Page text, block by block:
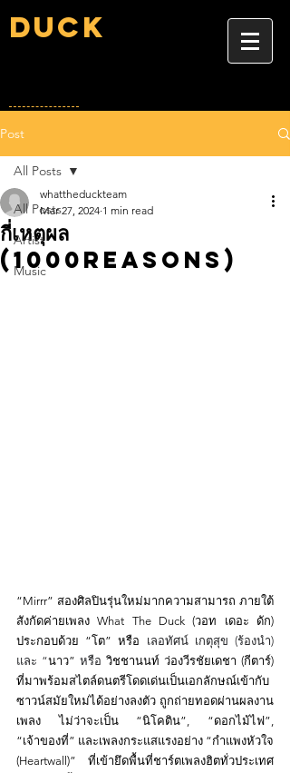
Duck
Post
All Posts
Artist
Music
All Posts
กี่เหตุผล
(1000REASONS)
whattheduckteam
Mar 27, 2024 1 min read
“Mirrr” สองศิลปินรุ่นใหม่มากความสามารถ ภายใต้
สังกัดค่ายเพลง What The Duck (วอท เดอะ ดัก)
ประกอบด้วย “โต” หรือ เลอทัศน์ เกตุสุข (ร้องนำ)
และ “นาว” หรือ วิชชานนท์ ว่องวีรชัยเดชา (กีตาร์)
ที่มาพร้อมสไตล์ดนตรีโดดเด่นเป็นเอกลักษณ์เข้ากับ
ซาวน์สมัยใหม่ได้อย่างลงตัว ถูกถ่ายทอดผ่านผลงาน
เพลง ไม่ว่าจะเป็น “นิโคติน”, “ดอกไม้ไฟ”,
“เจ้าของที่” และเพลงกระแสแรงอย่าง “กำแพงหัวใจ
(Heartwall)” ที่เข้ายึดพื้นที่ชาร์ตเพลงฮิตทั่วประเทศ